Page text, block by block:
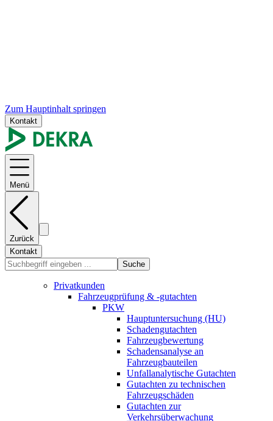
Zum Hauptinhalt springen
Kontakt
Menü
Zurück
Kontakt
Suche
Privatkunden
Fahrzeugprüfung & -gutachten
PKW
Hauptuntersuchung (HU)
Schadengutachten
Fahrzeugbewertung
Schadensanalyse an
Fahrzeugbauteilen
Unfallanalytische Gutachten
Gutachten zu technischen
Fahrzeugschäden
Gutachten zur
Verkehrsüberwachung